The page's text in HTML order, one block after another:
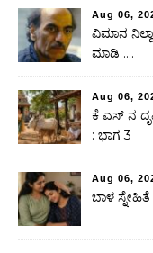
Aug 06,
ವಿಮಾನ
ಮಾಡಿ ….
Aug 06,
ಕೆ ಎಸ್ ನ
: ಭಾಗ 3
Aug 06,
ಬಾಳ ಸ್ನೇಹಿತೆ